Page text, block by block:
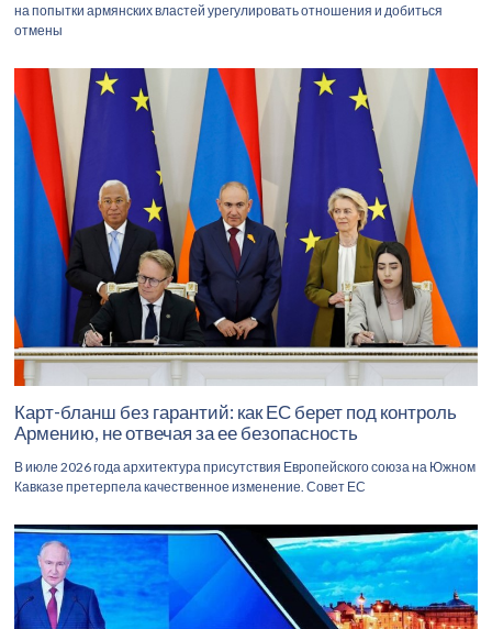
на попытки армянских властей урегулировать отношения и добиться
отмены
Карт-бланш без гарантий: как ЕС берет под контроль
Армению, не отвечая за ее безопасность
В июле 2026 года архитектура присутствия Европейского союза на Южном
Кавказе претерпела качественное изменение. Совет ЕС